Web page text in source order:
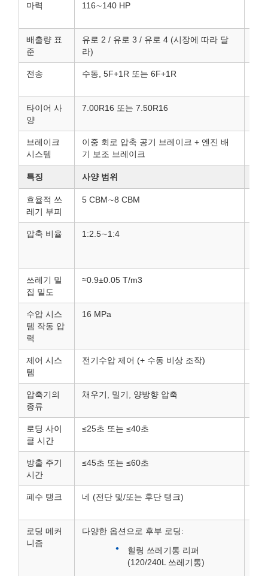
마력 116∼140 HP
배출량 표
준
유로 2 / 유로 3 / 유로 4 (시장에 따라 달
라)
전송 수동, 5F+1R 또는 6F+1R
타이어 사
양
7.00R16 또는 7.50R16
브레이크
시스템
이중 회로 압축 공기 브레이크 + 엔진 배
기 보조 브레이크
특징 사양 범위
효율적 쓰
레기 부피
5 CBM∼8 CBM
압축 비율 1:2.5∼1:4
쓰레기 밀
집 밀도
≈0.9±0.05 T/m3
수압 시스
템 작동 압
력
16 MPa
제어 시스
템
전기수압 제어 (+ 수동 비상 조작)
압축기의
종류
채우기, 밀기, 양방향 압축
로딩 사이
클 시간
≤25초 또는 ≤40초
방출 주기
시간
≤45초 또는 ≤60초
폐수 탱크 네 (전단 및/또는 후단 탱크)
로딩 메커
니즘
다양한 옵션으로 후부 로딩:
힐링 쓰레기통 리퍼
(120/240L 쓰레기통)